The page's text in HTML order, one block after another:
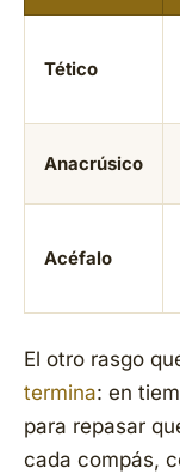
Tético
Anacrúsico
Acéfalo
El otro rasgo
termina: en
para repasar
cada compás,